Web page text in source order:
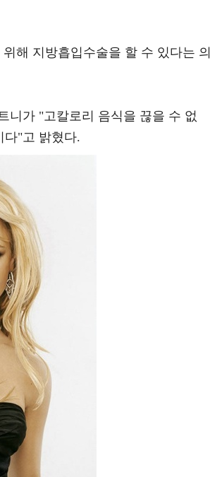
해 지방흡입수술을 할 수 있다는 의
니가 "고칼로리 음식을 끊을 수 없
다"고 밝혔다.